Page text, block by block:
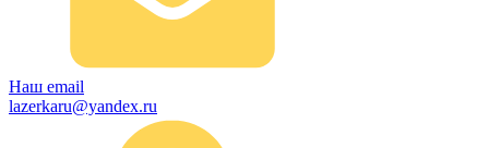
Наш email
lazerkaru@yandex.ru